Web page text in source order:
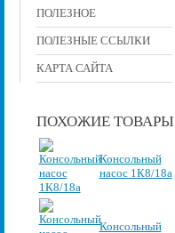
ПОЛЕЗНОЕ
ПОЛЕЗНЫЕ ССЫЛКИ
КАРТА САЙТА
ПОХОЖИЕ ТОВАРЫ
Консольный
насос 1К8/18а
Консольный